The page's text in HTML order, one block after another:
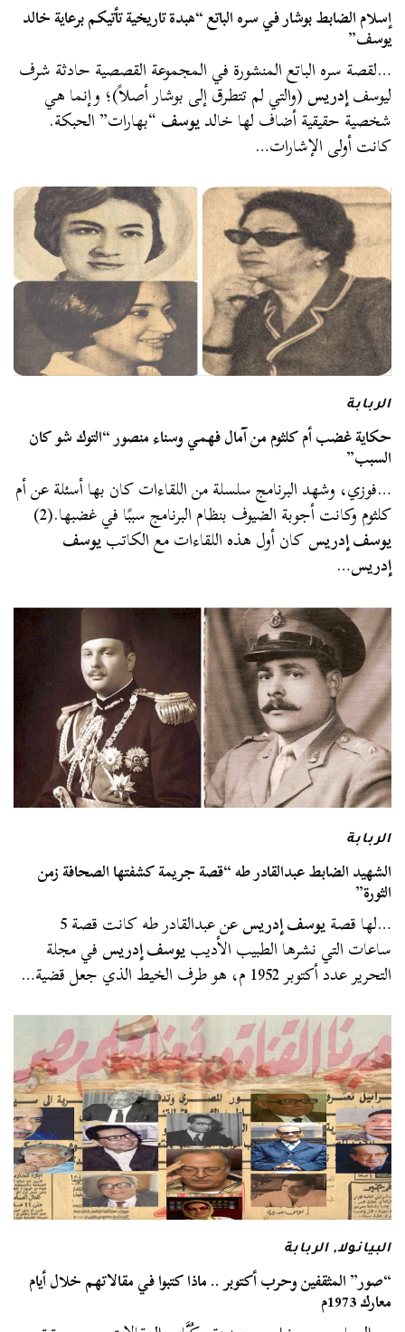
إسلام الضابط بوشار في سره الباتع “هبدة تاريخية تأتيكم برعاية خالد
يوسف”
…لقصة سره الباتع المنشورة في المجموعة القصصية حادثة شرف
ليوسفإدريس(والتي لم تتطرق إلى بوشار أصلاً)؛ وإنما هي
شخصية حقيقية أضاف لها خالديوسف“بهارات” الحبكة.
كانت أولى الإشارات…
الربابة
حكاية غضب أم كلثوم من آمال فهمي وسناء منصور “التوك شو كان
السبب”
…فوزي، وشهد البرنامج سلسلة من اللقاءات كان بها أسئلة عن أم
كلثوم وكانت أجوبة الضيوف بنظام البرنامج سببًا في غضبها.(2)
يوسف إدريسكان أول هذه اللقاءات مع الكاتبيوسف
إدريس…
الربابة
الشهيد الضابط عبدالقادر طه “قصة جريمة كشفتها الصحافة زمن
الثورة”
…لها قصةيوسف إدريس عن عبدالقادر طه كانت قصة 5
ساعات التي نشرها الطبيب الأديبيوسف إدريسفي مجلة
التحرير عدد أكتوبر 1952 م، هو طرف الخيط الذي جعل قضية…
البيانولا,الربابة
“صور” المثقفين وحرب أكتوبر .. ماذا كتبوا في مقالاتهم خلال أيام
معارك 1973م